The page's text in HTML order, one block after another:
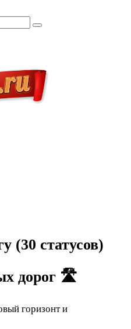
(30 статусов)
дорог 🛣
горизонт и